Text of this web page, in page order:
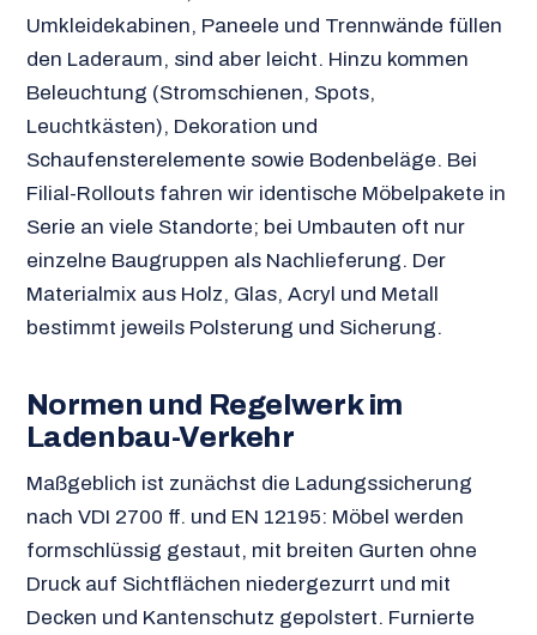
Umkleidekabinen, Paneele und Trennwände füllen
den Laderaum, sind aber leicht. Hinzu kommen
Beleuchtung (Stromschienen, Spots,
Leuchtkästen), Dekoration und
Schaufensterelemente sowie Bodenbeläge. Bei
Filial-Rollouts fahren wir identische Möbelpakete in
Serie an viele Standorte; bei Umbauten oft nur
einzelne Baugruppen als Nachlieferung. Der
Materialmix aus Holz, Glas, Acryl und Metall
bestimmt jeweils Polsterung und Sicherung.
Normen und Regelwerk im
Ladenbau-Verkehr
Maßgeblich ist zunächst die Ladungssicherung
nach VDI 2700 ff. und EN 12195: Möbel werden
formschlüssig gestaut, mit breiten Gurten ohne
Druck auf Sichtflächen niedergezurrt und mit
Decken und Kantenschutz gepolstert. Furnierte